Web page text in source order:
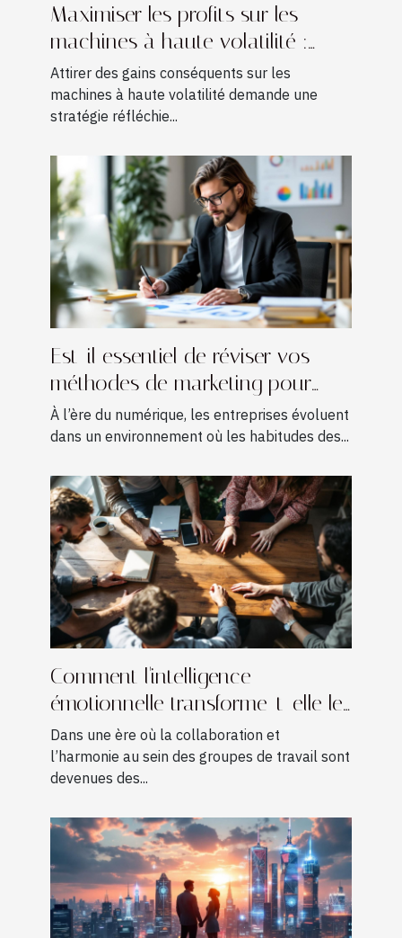
Maximiser les profits sur les
machines à haute volatilité :
Techniques avancées
Attirer des gains conséquents sur les
machines à haute volatilité demande une
stratégie réfléchie...
Est-il essentiel de réviser vos
méthodes de marketing pour
croître ?
À l’ère du numérique, les entreprises évoluent
dans un environnement où les habitudes des...
Comment l'intelligence
émotionnelle transforme-t-elle les
dynamiques d'équipe ?
Dans une ère où la collaboration et
l’harmonie au sein des groupes de travail sont
devenues des...